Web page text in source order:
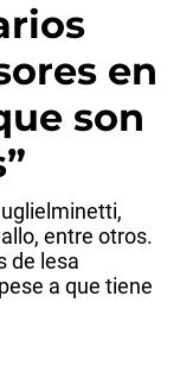
en
son
entre otros.
de lesa
a que tiene